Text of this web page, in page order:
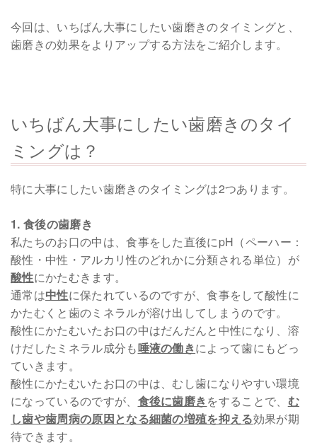
今回は、いちばん大事にしたい歯磨きのタイミングと、
歯磨きの効果をよりアップする方法をご紹介します。
いちばん大事にしたい歯磨きのタイ
ミングは？
特に大事にしたい歯磨きのタイミングは2つあります。
1. 食後の歯磨き
私たちのお口の中は、食事をした直後にpH（ペーハー：
酸性・中性・アルカリ性のどれかに分類される単位）が
酸性にかたむきます。
通常は中性に保たれているのですが、食事をして酸性に
かたむくと歯のミネラルが溶け出してしまうのです。
酸性にかたむいたお口の中はだんだんと中性になり、溶
けだしたミネラル成分も唾液の働きによって歯にもどっ
ていきます。
酸性にかたむいたお口の中は、むし歯になりやすい環境
になっているのですが、 食後に歯磨きをすることで、 む
し歯や歯周病の原因となる細菌の増殖を抑える効果が期
待できます。